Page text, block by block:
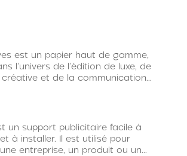
est un papier haut de gamme,
l’univers de l’édition de luxe, de
et de la communication...
un support publicitaire facile à
à installer. Il est utilisé pour
entreprise, un produit ou un...